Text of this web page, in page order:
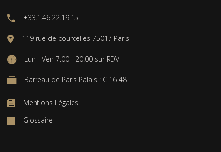
+33.1.46.22.19.15
119 rue de courcelles 75017 Paris
Lun - Ven 7.00 - 20.00 sur RDV
Barreau de Paris Palais : C 16 48
Mentions Légales
Glossaire